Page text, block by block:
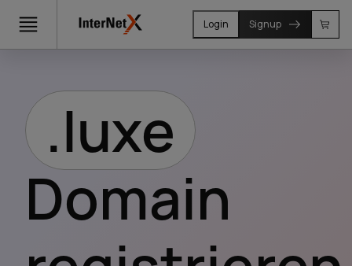
Login Signup
.luxe
Domain